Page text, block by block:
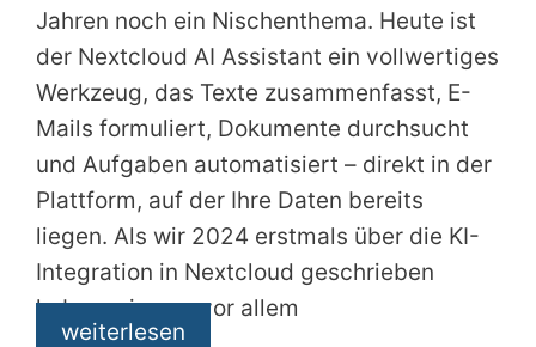
Jahren noch ein Nischenthema. Heute ist
der Nextcloud AI Assistant ein vollwertiges
Werkzeug, das Texte zusammenfasst, E-
Mails formuliert, Dokumente durchsucht
und Aufgaben automatisiert – direkt in der
Plattform, auf der Ihre Daten bereits
liegen. Als wir 2024 erstmals über die KI-
Integration in Nextcloud geschrieben
haben, ging es vor allem
weiterlesen